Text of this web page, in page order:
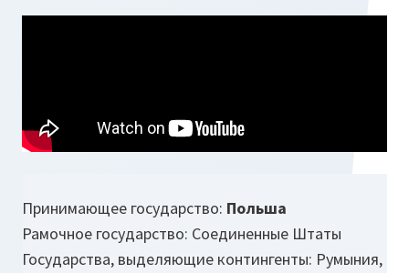
Принимающее государство: Польша
Рамочное государство: Соединенные Штаты
Государства, выделяющие контингенты: Румыния,